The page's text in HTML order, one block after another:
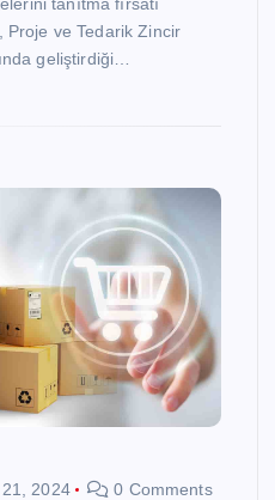
Proje ve Tedarik Zincir
geliştirdiği…
2024 0 Comments